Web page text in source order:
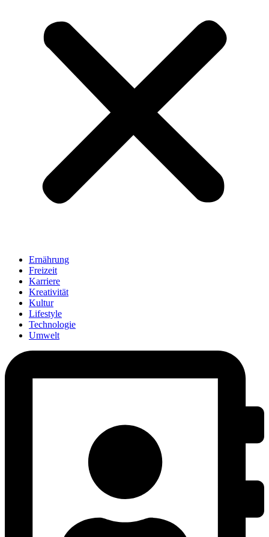
Ernährung
Freizeit
Karriere
Kreativität
Kultur
Lifestyle
Technologie
Umwelt